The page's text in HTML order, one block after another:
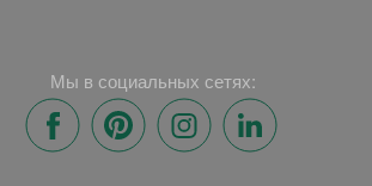
Мы в социальных сетях: